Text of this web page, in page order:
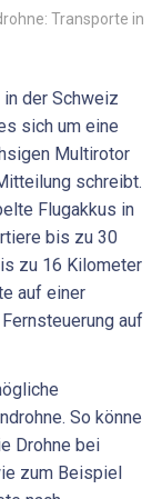
Transporte in
der Schweiz
sich um eine
Multirotor
schreibt.
Flugakkus in
bis zu 30
zu 16 Kilometer
auf einer
auf
So könne
Drohne bei
zum Beispiel